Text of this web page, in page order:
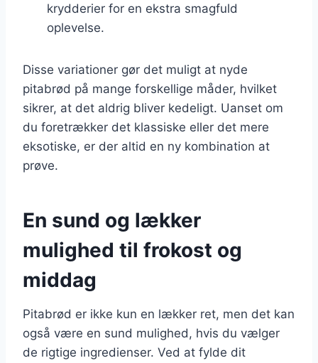
krydderier for en ekstra smagfuld
oplevelse.
Disse variationer gør det muligt at nyde
pitabrød på mange forskellige måder, hvilket
sikrer, at det aldrig bliver kedeligt. Uanset om
du foretrækker det klassiske eller det mere
eksotiske, er der altid en ny kombination at
prøve.
En sund og lækker
mulighed til frokost og
middag
Pitabrød er ikke kun en lækker ret, men det kan
også være en sund mulighed, hvis du vælger
de rigtige ingredienser. Ved at fylde dit